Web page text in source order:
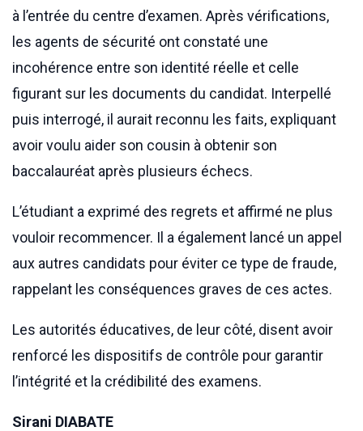
à l’entrée du centre d’examen. Après vérifications,
les agents de sécurité ont constaté une
incohérence entre son identité réelle et celle
figurant sur les documents du candidat. Interpellé
puis interrogé, il aurait reconnu les faits, expliquant
avoir voulu aider son cousin à obtenir son
baccalauréat après plusieurs échecs.
L’étudiant a exprimé des regrets et affirmé ne plus
vouloir recommencer. Il a également lancé un appel
aux autres candidats pour éviter ce type de fraude,
rappelant les conséquences graves de ces actes.
Les autorités éducatives, de leur côté, disent avoir
renforcé les dispositifs de contrôle pour garantir
l’intégrité et la crédibilité des examens.
Sirani DIABATE